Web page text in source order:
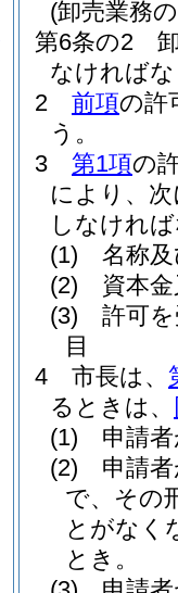
(卸売業務
第6条の2
なければ
2
前項の許
う。
3
第1項の
により、
しなけれ
(1)
名称
(2)
資本
(3)
許可
目
4
市長は、
るときは、
(1)
申請
(2)
申請
で、その
とがなく
とき。